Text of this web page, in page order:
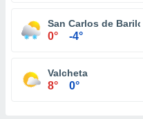
San Carlos de
0° -4°
Valcheta
8° 0°